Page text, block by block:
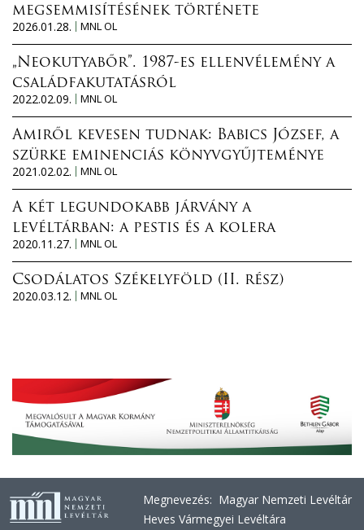
megsemmisítésének története
2026.01.28.
MNL OL
„Neokutyabőr”. 1987-es ellenvélemény a
családfakutatásról
2022.02.09.
MNL OL
Amiről kevesen tudnak: Babics József, a
szürke eminenciás könyvgyűjteménye
2021.02.02.
MNL OL
A két legundokabb járvány a
levéltárban: a pestis és a kolera
2020.11.27.
MNL OL
Csodálatos Székelyföld (II. rész)
2020.03.12.
MNL OL
Megnevezés: Magyar Nemzeti Levéltár
Heves Vármegyei Levéltára